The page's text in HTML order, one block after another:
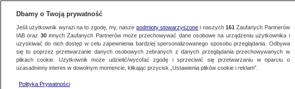
Dbamy o Twoją prywatność
Jeśli użytkownik wyrazi na to zgodę, my, nasze podmioty stowarzyszonei naszych 161 Zaufanych Partnerów
IAB oraz 30innych Zaufanych Partnerów może przechowywać dane osobowe na urządzeniu użytkownika i
uzyskiwać do nich dostęp w celu zapewnienia bardziej spersonalizowanego sposobu przeglądania. Odbywa
się to poprzez przetwarzanie danych osobowych zebranych z danych przeglądania przechowywanych w
plikach cookie. Użytkownik może udzielić/wycofać zgodę i sprzeciwić się przetwarzaniu w oparciu o
uzasadniony interes w dowolnym momencie, klikając przycisk „Ustawienia plików cookie i reklam”.
Polityka Prywatności